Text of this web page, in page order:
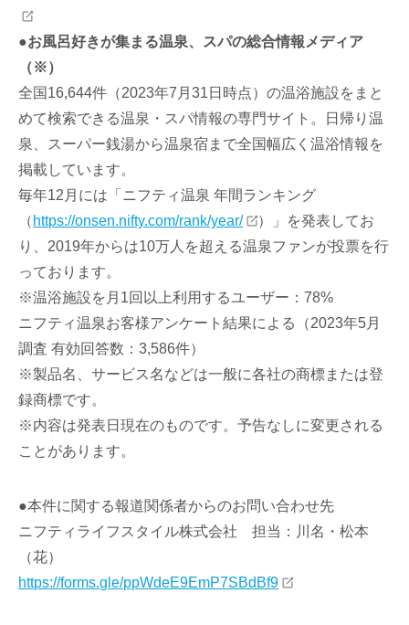
●お風呂好きが集まる温泉、スパの総合情報メディア
（※）
全国16,644件（2023年7月31日時点）の温浴施設をまと
めて検索できる温泉・スパ情報の専門サイト。日帰り温
泉、スーパー銭湯から温泉宿まで全国幅広く温浴情報を
掲載しています。
毎年12月には「ニフティ温泉 年間ランキング
（ https://onsen.nifty.com/rank/year/
）」を発表してお
り、2019年からは10万人を超える温泉ファンが投票を行
っております。
※温浴施設を月1回以上利用するユーザー：78%
ニフティ温泉お客様アンケート結果による（2023年5月
調査 有効回答数：3,586件）
※製品名、サービス名などは一般に各社の商標または登
録商標です。
※内容は発表日現在のものです。予告なしに変更される
ことがあります。
●本件に関する報道関係者からのお問い合わせ先
ニフティライフスタイル株式会社 担当：川名・松本
（花）
https://forms.gle/ppWdeE9EmP7SBdBf9